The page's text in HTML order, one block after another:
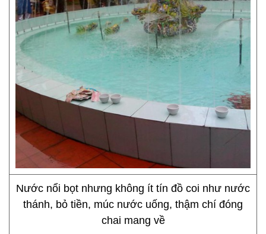
Nước nổi bọt nhưng không ít tín đồ coi như nước
thánh, bỏ tiền, múc nước uống, thậm chí đóng
chai mang về